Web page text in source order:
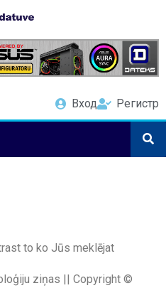
Вход Регистр
to ko Jūs meklējat
ziņas || Copyright ©